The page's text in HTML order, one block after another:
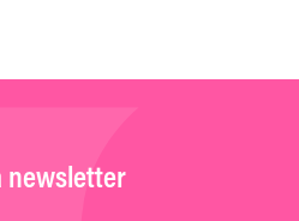
newsletter